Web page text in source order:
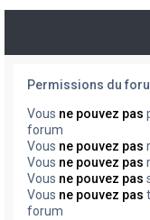
Permissions du
Vous ne pouvez pas
forum
Vous ne pouvez pas
Vous ne pouvez pas
Vous ne pouvez pas
Vous ne pouvez pas
forum